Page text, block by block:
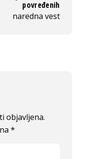
povređenih
naredna vest
objavljena.
*